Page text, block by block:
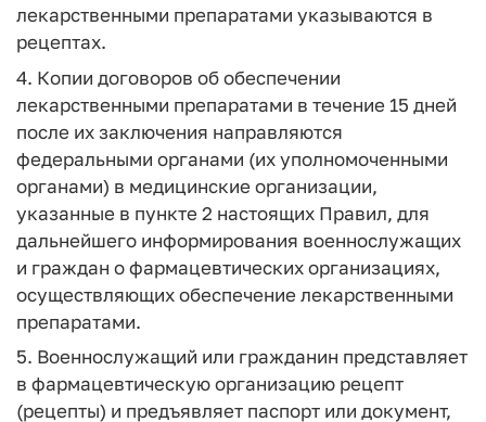
лекарственными препаратами указываются в
рецептах.
4. Копии договоров об обеспечении
лекарственными препаратами в течение 15 дней
после их заключения направляются
федеральными органами (их уполномоченными
органами) в медицинские организации,
указанные в пункте 2 настоящих Правил, для
дальнейшего информирования военнослужащих
и граждан о фармацевтических организациях,
осуществляющих обеспечение лекарственными
препаратами.
5. Военнослужащий или гражданин представляет
в фармацевтическую организацию рецепт
(рецепты) и предъявляет паспорт или документ,